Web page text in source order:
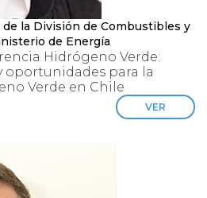
de la División de Combustibles y
de Energía
Hidrógeno Verde:
oportunidades para la
Verde en Chile
VER